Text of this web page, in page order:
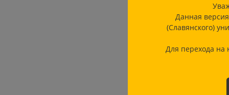
Данная
(Славянского)
Для перехода на